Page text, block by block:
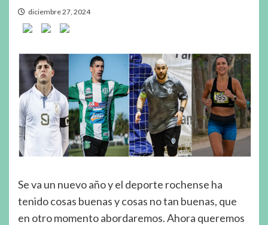
diciembre 27, 2024
Se va un nuevo año y el deporte rochense ha
tenido cosas buenas y cosas no tan buenas, que
en otro momento abordaremos. Ahora queremos